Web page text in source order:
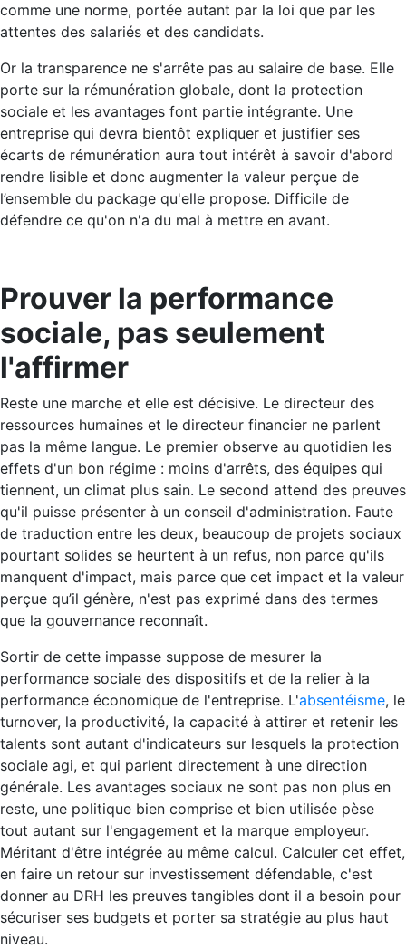
comme une norme, portée autant par la loi que par les
attentes des salariés et des candidats.
Or la transparence ne s'arrête pas au salaire de base. Elle
porte sur la rémunération globale, dont la protection
sociale et les avantages font partie intégrante. Une
entreprise qui devra bientôt expliquer et justifier ses
écarts de rémunération aura tout intérêt à savoir d'abord
rendre lisible et donc augmenter la valeur perçue de
l’ensemble du package qu'elle propose. Difficile de
défendre ce qu'on n'a du mal à mettre en avant.
Prouver la performance
sociale, pas seulement
l'affirmer
Reste une marche et elle est décisive. Le directeur des
ressources humaines et le directeur financier ne parlent
pas la même langue. Le premier observe au quotidien les
effets d'un bon régime : moins d'arrêts, des équipes qui
tiennent, un climat plus sain. Le second attend des preuves
qu'il puisse présenter à un conseil d'administration. Faute
de traduction entre les deux, beaucoup de projets sociaux
pourtant solides se heurtent à un refus, non parce qu'ils
manquent d'impact, mais parce que cet impact et la valeur
perçue qu’il génère, n'est pas exprimé dans des termes
que la gouvernance reconnaît.
Sortir de cette impasse suppose de mesurer la
performance sociale des dispositifs et de la relier à la
performance économique de l'entreprise. L'absentéisme, le
turnover, la productivité, la capacité à attirer et retenir les
talents sont autant d'indicateurs sur lesquels la protection
sociale agi, et qui parlent directement à une direction
générale. Les avantages sociaux ne sont pas non plus en
reste, une politique bien comprise et bien utilisée pèse
tout autant sur l'engagement et la marque employeur.
Méritant d'être intégrée au même calcul. Calculer cet effet,
en faire un retour sur investissement défendable, c'est
donner au DRH les preuves tangibles dont il a besoin pour
sécuriser ses budgets et porter sa stratégie au plus haut
niveau.